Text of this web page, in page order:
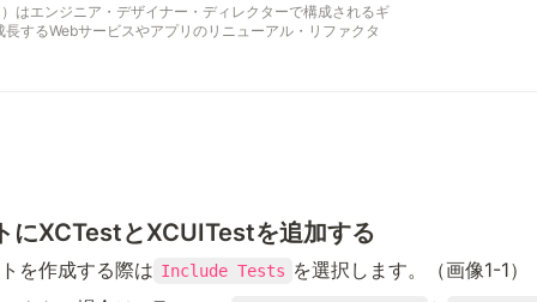
はエンジニア・デザイナー・ディレクターで構成されるギ
するWebサービスやアプリのリニューアル・リファクタ
にXCTestとXCUITestを追加する
を作成する際は Include Tests を選択します。（画像1-1）